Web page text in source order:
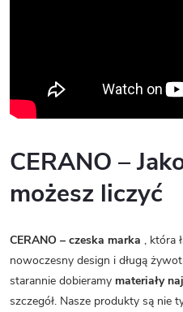
CERANO –
możesz liczyć
CERANO – czeska marka , która
nowoczesny design i długą
starannie dobieramy materiały
szczegół. Nasze produkty są nie